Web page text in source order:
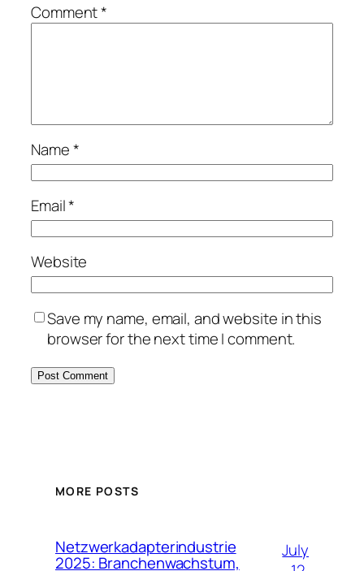
Comment*
Name*
Email*
Website
Save my name, email, and website in this
browser for the next time I comment.
MORE POSTS
Netzwerkadapterindustrie
2025: Branchenwachstum,
July